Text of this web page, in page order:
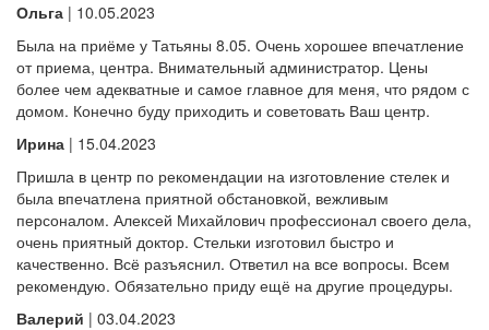
Ольга | 10.05.2023
Была на приёме у Татьяны 8.05. Очень хорошее впечатление
от приема, центра. Внимательный администратор. Цены
более чем адекватные и самое главное для меня, что рядом с
домом. Конечно буду приходить и советовать Ваш центр.
Ирина | 15.04.2023
Пришла в центр по рекомендации на изготовление стелек и
была впечатлена приятной обстановкой, вежливым
персоналом. Алексей Михайлович профессионал своего дела,
очень приятный доктор. Стельки изготовил быстро и
качественно. Всё разъяснил. Ответил на все вопросы. Всем
рекомендую. Обязательно приду ещё на другие процедуры.
Валерий | 03.04.2023